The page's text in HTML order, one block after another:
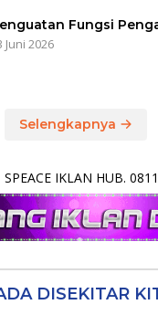
Fungsi
Juni 2026
Selengkapnya
SPEACE IKLAN HUB.
DISEKITAR